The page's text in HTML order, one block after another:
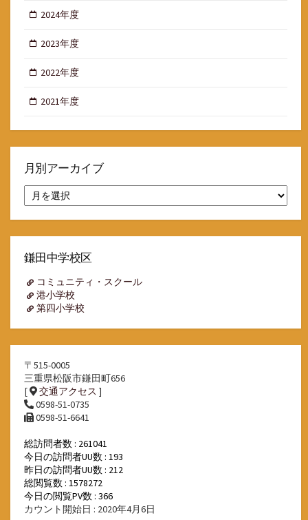
2024年度
2023年度
2022年度
2021年度
月別アーカイブ
別
ア
イ
鎌田中学校区
コミュニティ・スクール
港小学校
第四小学校
〒515-0005
三重県松阪市鎌田町656
[
交通アクセス ]
0598-51-0735
0598-51-6641
総訪問者数 : 261041
今日の訪問者UU数 : 193
昨日の訪問者UU数 : 212
総閲覧数 : 1578272
今日の閲覧PV数 : 366
カウント開始日 : 2020年4月6日